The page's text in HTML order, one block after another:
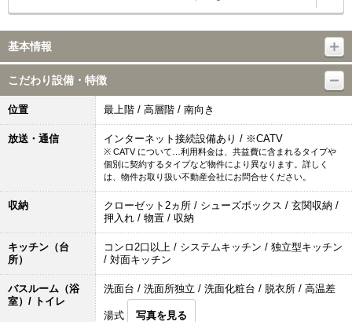
基本情報
こだわり設備・特徴
位置 最上階 / 高層階 / 南向き
放送・通信 インターネット接続設備あり / ※CATV
※ CATV について…利用料金は、共益費に含まれるタイプや
個別に契約するタイプなど物件により異なります。詳しく
は、物件お取り扱い不動産会社にお問合せください。
収納
クローゼット2ヵ所 / シューズボックス / 玄関収納 /
押入れ / 物置 / 収納
キッチン（台
所）
コンロ2口以上 / システムキッチン / 独立型キッチン
/ 対面キッチン
バスルーム（浴
室）/ トイレ
洗面台 / 洗面所独立 / 洗面化粧台 / 脱衣所 / 高温差
湯式 写真を見る